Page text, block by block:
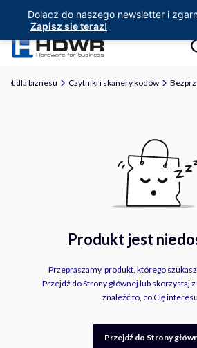
dla biznesu Czytniki i skanery kodów
Produkt jest
Przepraszamy, produkt, którego
Przejdź do Strony głównej lub skorzystaj
znaleźć to, co Cię
Przejdź do Strony
Dolacz do naszego newsletter i
Zapisz sie teraz!